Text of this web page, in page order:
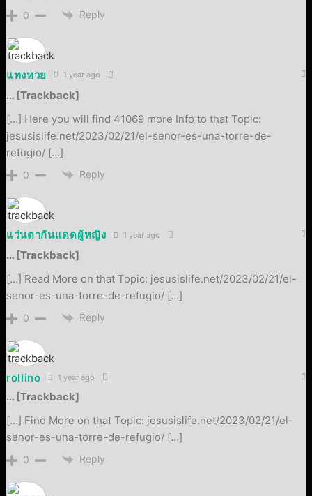
0 Reply
แทงหวย 1 year ago
… [Trackback]
[…] Here you will find 41069 more Info to that Topic:
jesusislife.net/2023/02/21/el-senor-es-una-torre-de-
refugio/ […]
0 Reply
แว่นตากันแดดผู้หญิง 1 year ago
… [Trackback]
[…] Read More on that Topic: jesusislife.net/2023/02/21/el-
senor-es-una-torre-de-refugio/ […]
0 Reply
rollino 1 year ago
… [Trackback]
[…] Find More on that Topic: jesusislife.net/2023/02/21/el-
senor-es-una-torre-de-refugio/ […]
0 Reply